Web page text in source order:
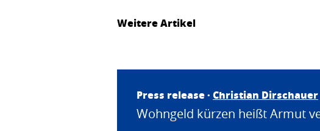
Weitere Artikel
Press release · Christian Dirschauer
Wohngeld kürzen heißt Armut